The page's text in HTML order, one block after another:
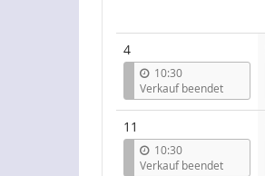
4
10:30
Verkauf beendet
11
10:30
Verkauf beendet